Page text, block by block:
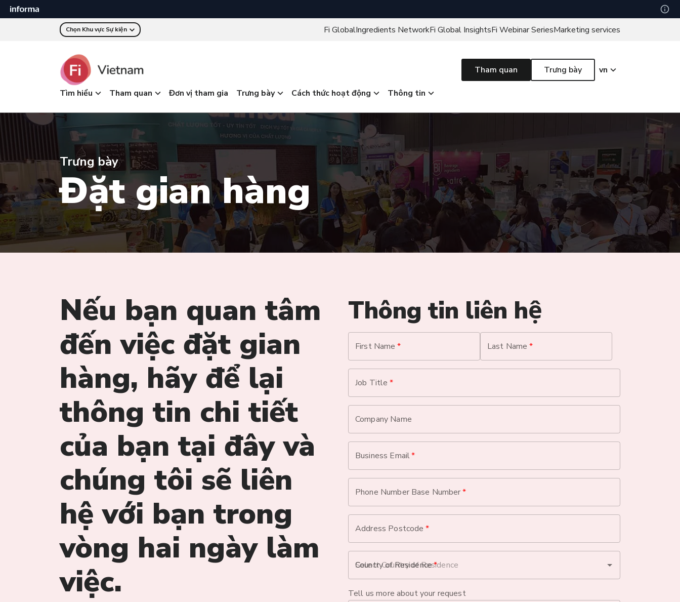
Chọn Khu vực Sự kiện Fi GlobalIngredients NetworkFi Global InsightsFi Webinar SeriesMarketing services
Tìm hiểu Tham quan Đơn vị tham gia Trưng bày Cách thức hoạt động Thông tin
Tham quan Trưng bày vn
Trưng bày
Đặt gian hàng
Nếu bạn quan tâm
đến việc đặt gian
hàng, hãy để lại
thông tin chi tiết
của bạn tại đây và
chúng tôi sẽ liên
hệ với bạn trong
vòng hai ngày làm
việc.
Thông tin liên hệ
First Name * Last Name *
Job Title *
Company Name
Business Email*
Phone Number Base Number*
Address Postcode *
Country of Residence*
Tell us more about your request